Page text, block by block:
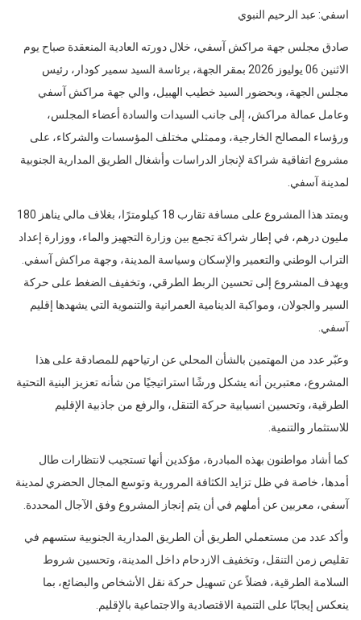
اسفي: عبد الرحيم النبوي
صادق مجلس جهة مراكش آسفي، خلال دورته العادية المنعقدة صباح يوم
الاثنين 06 يوليوز 2026 بمقر الجهة، برئاسة السيد سمير كودار، رئيس
مجلس الجهة، وبحضور السيد خطيب الهبيل، والي جهة مراكش آسفي
وعامل عمالة مراكش، إلى جانب السيدات والسادة أعضاء المجلس،
ورؤساء المصالح الخارجية، وممثلي مختلف المؤسسات والشركاء، على
مشروع اتفاقية شراكة لإنجاز الدراسات وأشغال الطريق المدارية الجنوبية
لمدينة آسفي.
ويمتد هذا المشروع على مسافة تقارب 18 كيلومترًا، بغلاف مالي يناهز 180
مليون درهم، في إطار شراكة تجمع بين وزارة التجهيز والماء، ووزارة إعداد
التراب الوطني والتعمير والإسكان وسياسة المدينة، وجهة مراكش آسفي.
ويهدف المشروع إلى تحسين الربط الطرقي، وتخفيف الضغط على حركة
السير والجولان، ومواكبة الدينامية العمرانية والتنموية التي يشهدها إقليم
آسفي.
وعبّر عدد من المهتمين بالشأن المحلي عن ارتياحهم للمصادقة على هذا
المشروع، معتبرين أنه يشكل ورشًا استراتيجيًا من شأنه تعزيز البنية التحتية
الطرقية، وتحسين انسيابية حركة التنقل، والرفع من جاذبية الإقليم
للاستثمار والتنمية.
كما أشاد مواطنون بهذه المبادرة، مؤكدين أنها تستجيب لانتظارات طال
أمدها، خاصة في ظل تزايد الكثافة المرورية وتوسع المجال الحضري لمدينة
آسفي، معربين عن أملهم في أن يتم إنجاز المشروع وفق الآجال المحددة.
وأكد عدد من مستعملي الطريق أن الطريق المدارية الجنوبية ستسهم في
تقليص زمن التنقل، وتخفيف الازدحام داخل المدينة، وتحسين شروط
السلامة الطرقية، فضلاً عن تسهيل حركة نقل الأشخاص والبضائع، بما
ينعكس إيجابًا على التنمية الاقتصادية والاجتماعية بالإقليم.